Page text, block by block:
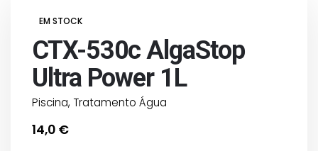
EM STOCK
CTX-530c AlgaStop
Ultra Power 1L
Piscina, Tratamento Água
14,0 €